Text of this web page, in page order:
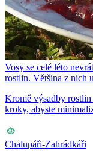
Vosy se celé léto
rostlin. Většina z nich
Kromě výsadby
kroky, abyste
Chalupáři-Zahrádkáři